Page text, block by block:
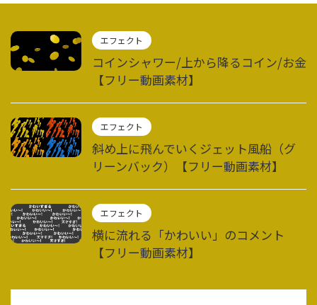
エフェクト
コインシャワー/上から降るコイン/お金
【フリー動画素材】
エフェクト
斜め上に飛んでいくジェット風船（グ
リーンバック）【フリー動画素材】
エフェクト
横に流れる「かわいい」のコメント
【フリー動画素材】